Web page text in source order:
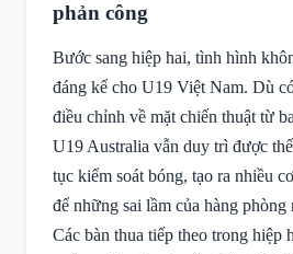
phản công
Bước sang hiệp hai, tình hình
đáng kể cho U19 Việt Nam. Dù
điều chỉnh về mặt chiến thuật từ
U19 Australia vẫn duy trì được
tục kiểm soát bóng, tạo ra nhiều
để những sai lầm của hàng
Các bàn thua tiếp theo trong hiệp